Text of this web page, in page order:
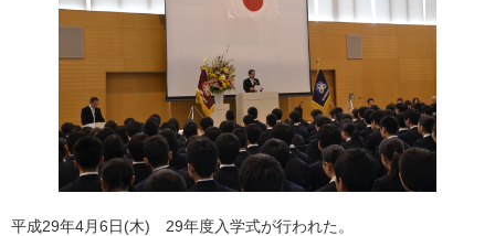
平成29年4月6日(木) 29年度入学式が行われた。